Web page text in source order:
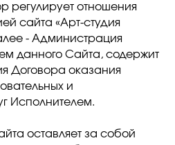
регулирует отношения
сайта «Арт-студия
- Администрация
данного Сайта, содержит
Договора оказания
и
Исполнителем.
оставляет за собой